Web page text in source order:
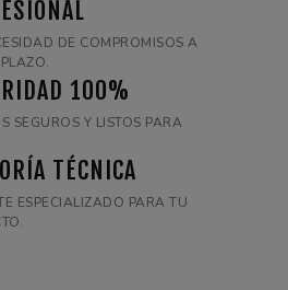
DE COMPROMISOS A
100%
SEGUROS Y LISTOS PARA
TÉCNICA
ESPECIALIZADO PARA TU